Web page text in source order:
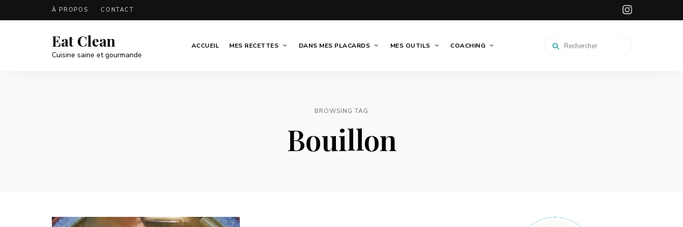
À PROPOS CONTACT
Eat Clean
Cuisine saine et gourmande
ACCUEIL MES RECETTES DANS MES PLACARDS MES OUTILS COACHING
BROWSING TAG
Bouillon